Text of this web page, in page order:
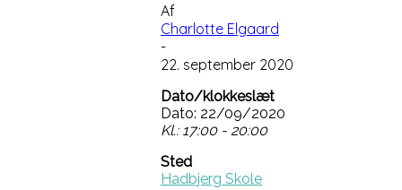
Af
Charlotte Elgaard
-
22. september 2020
Dato/klokkeslæt
Dato: 22/09/2020
Kl.: 17:00 - 20:00
Sted
Hadbjerg Skole